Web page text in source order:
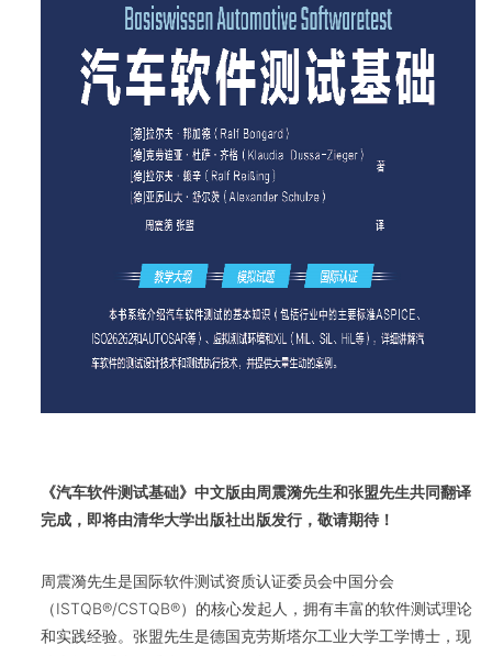
《汽车软件测试基础》中文版由周震漪先生和张盟先生共同翻译
完成，即将由清华大学出版社出版发行，敬请期待！
周震漪先生是国际软件测试资质认证委员会中国分会
（ISTQB®/CSTQB®）的核心发起人，拥有丰富的软件测试理论
和实践经验。张盟先生是德国克劳斯塔尔工业大学工学博士，现